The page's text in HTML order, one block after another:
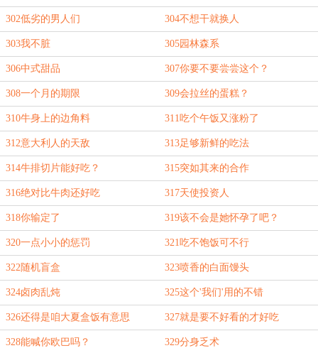
302低劣的男人们 304不想干就换人
303我不脏 305园林森系
306中式甜品 307你要不要尝尝这个？
308一个月的期限 309会拉丝的蛋糕？
310牛身上的边角料 311吃个午饭又涨粉了
312意大利人的天敌 313足够新鲜的吃法
314牛排切片能好吃？ 315突如其来的合作
316绝对比牛肉还好吃 317天使投资人
318你输定了 319该不会是她怀孕了吧？
320一点小小的惩罚 321吃不饱饭可不行
322随机盲盒 323喷香的白面馒头
324卤肉乱炖 325这个'我们'用的不错
326还得是咱大夏盒饭有意思 327就是要不好看的才好吃
328能喊你欧巴吗？ 329分身乏术